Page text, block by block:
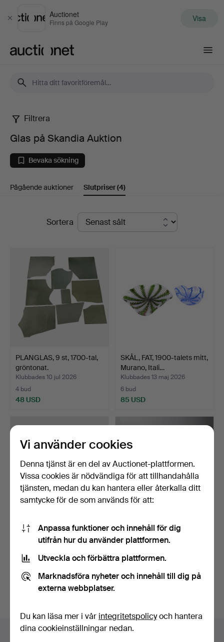
Stäng
Auctionet
Finns på Google Play Visa
Glas
på
Skandia
Auktion
Filtrera
Glas på Skandia Auktion
Bevaka sökning
Pågående auktioner Slutpriser(4)
SlutpriserSortera
PLANGLAS, 9 st, 1700-tal,
gröntonat.
Klubbades 10 jul 2026
4 bud
48 USD
SKÅL, FAT, 1900-talets mitt,
Murano, Itali…
Klubbades 13 maj 2026
6 bud
85 USD
MONICA BRATT (1913-1961).
Servisdelar, 11+…
Klubbades 25 apr 2026
11 bud
ERIK HÖGLUND. 11 dlr,
orangefärgat glas, v…
Klubbades 22 apr 2026
4 bud
Bevaka sökning
Auktionsarkivet
Vi använder cookies
Denna tjänst är en del av Auctionet-plattformen.
Vissa cookies är nödvändiga för att tillhandahålla
tjänsten, medan du kan hantera eller återkalla ditt
samtycke för de som används för att:
Anpassa funktioner och innehåll för dig
utifrån hur du använder plattformen.
Utveckla och förbättra plattformen.
Marknadsföra nyheter och innehåll till dig på
externa webbplatser.
Du kan läsa mer i vår integritetspolicyoch hantera
dina cookieinställningar nedan.